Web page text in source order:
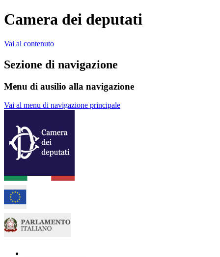
Camera dei deputati
Vai al contenuto
Sezione di navigazione
Menu di ausilio alla navigazione
Vai al menu di navigazione principale